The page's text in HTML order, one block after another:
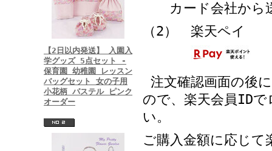
【2日以内発送】 入園入
学グッズ 5点セット -
保育園 幼稚園 レッスン
バッグセット 女の子用
小花柄 パステル ピンク
オーダー
カード会社から送
（2） 楽天ペイ
注文確認画面の後
ので、楽天会員ID
い。
ご購入金額に応じ